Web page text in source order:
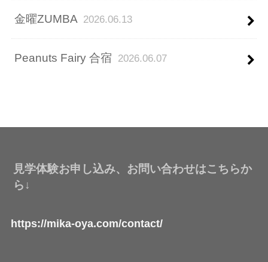
金曜ZUMBA 2026.06.13
Peanuts Fairy 合宿 2026.06.07
見学体験お申し込み、お問い合わせはこちらか
ら↓
https://mika-oya.com/contact/